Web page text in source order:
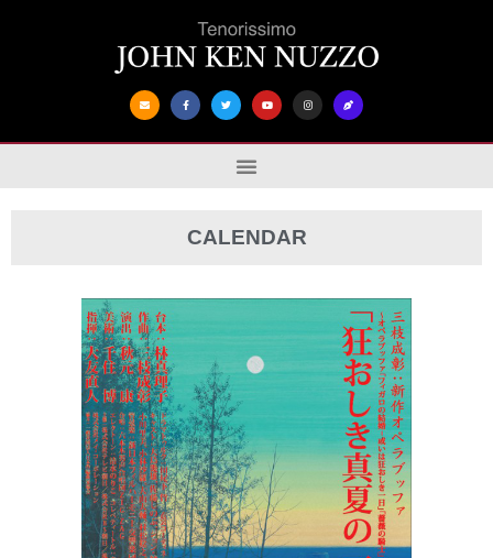
CALENDAR